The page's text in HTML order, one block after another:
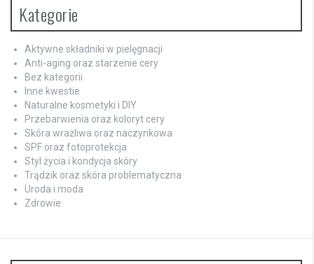
Kategorie
Aktywne składniki w pielęgnacji
Anti-aging oraz starzenie cery
Bez kategorii
Inne kwestie
Naturalne kosmetyki i DIY
Przebarwienia oraz koloryt cery
Skóra wrażliwa oraz naczynkowa
SPF oraz fotoprotekcja
Styl życia i kondycja skóry
Trądzik oraz skóra problematyczna
Uroda i moda
Zdrowie